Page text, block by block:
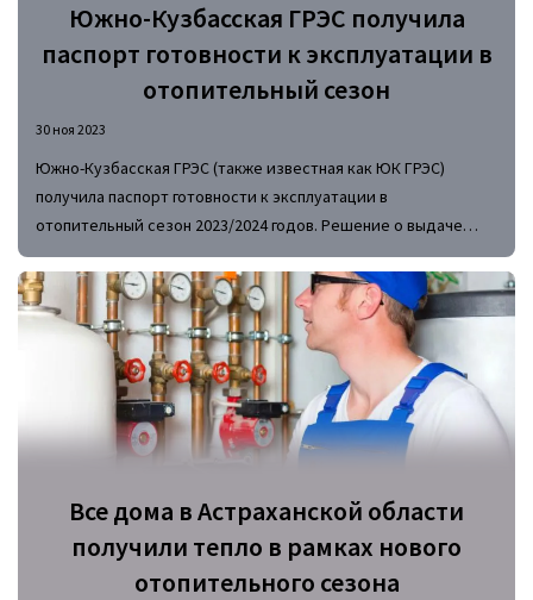
Южно-Кузбасская ГРЭС получила
паспорт готовности к эксплуатации в
отопительный сезон
30 ноя 2023
Южно-Кузбасская ГРЭС (также известная как ЮК ГРЭС)
получила паспорт готовности к эксплуатации в
отопительный сезон 2023/2024 годов. Решение о выдаче
заветного документа принято по итогам комиссии
Министерства энергетики РФ.
Все дома в Астраханской области
получили тепло в рамках нового
отопительного сезона